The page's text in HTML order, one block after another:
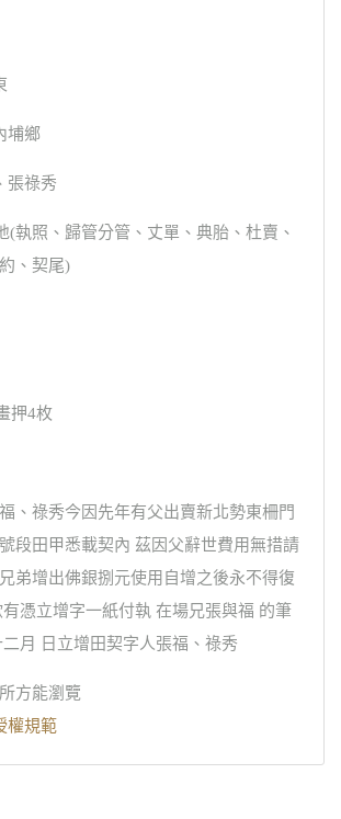
埔鄉
張祿秀
(執照、歸管分管、丈單、典胎、杜賣、
、契尾)
押4枚
、祿秀今因先年有父出賣新北勢東柵門
段田甲悉載契內 茲因父辭世費用無措請
弟增出佛銀捌元使用自增之後永不得復
憑立增字一紙付執 在場兄張與福 的筆
月 日立增田契字人張福、祿秀
方能瀏覽
權規範